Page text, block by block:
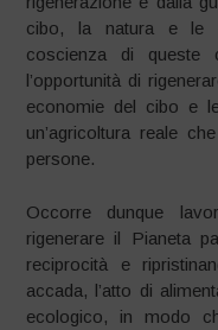
cibo, la natura e le
coscienza di queste
l’opportunità di
economie del cibo e
un’agricoltura reale
persone.
Occorre dunque
rigenerare il Pianeta
reciprocità e
accada, l’atto di
ecologico, in modo